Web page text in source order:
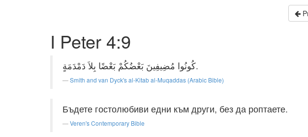
I Peter 4:9
كُونُوا مُضِيفِينَ بَعْضُكُمْ بَعْضًا بِلاَ دَمْدَمَةٍ.
Smith and van Dyck's al-Kitab al-Muqaddas (Arabic Bible)
Бъдете гостолюбиви едни към други, без да роптаете.
Veren's Contemporary Bible